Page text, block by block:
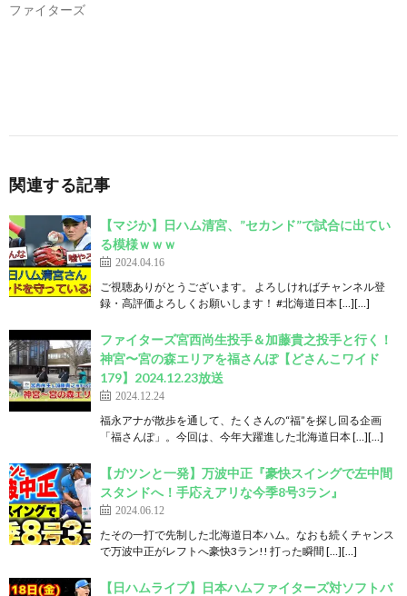
ファイターズ
関連する記事
【マジか】日ハム清宮、”セカンド”で試合に出てい
る模様ｗｗｗ
2024.04.16
ご視聴ありがとうございます。 よろしければチャンネル登
録・高評価よろしくお願いします！ #北海道日本 […][…]
ファイターズ宮西尚生投手＆加藤貴之投手と行く！
神宮〜宮の森エリアを福さんぽ【どさんこワイド
179】2024.12.23放送
2024.12.24
福永アナが散歩を通して、たくさんの“福”を探し回る企画
「福さんぽ」。今回は、今年大躍進した北海道日本 […][…]
【ガツンと一発】万波中正『豪快スイングで左中間
スタンドへ！手応えアリな今季8号3ラン』
2024.06.12
たその一打で先制した北海道日本ハム。なおも続くチャンス
で万波中正がレフトへ豪快3ラン!! 打った瞬間 […][…]
【日ハムライブ】日本ハムファイターズ対ソフトバ